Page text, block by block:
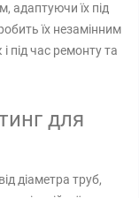
адаптуючи їх під
їх незамінним
під час ремонту та
для
діаметра труб,